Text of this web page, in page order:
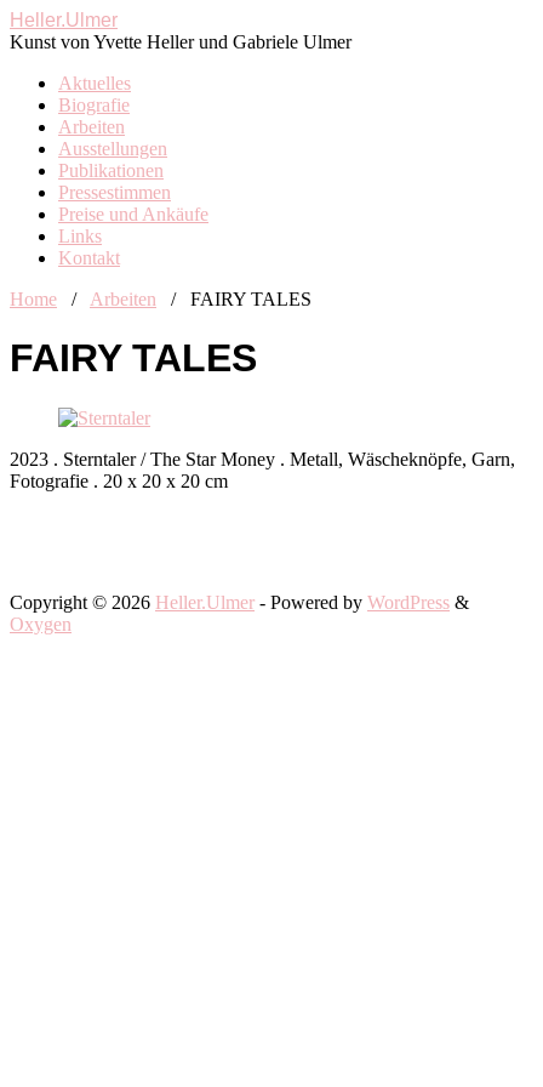
Heller.Ulmer
Kunst von Yvette Heller und Gabriele Ulmer
Aktuelles
Biografie
Arbeiten
Ausstellungen
Publikationen
Pressestimmen
Preise und Ankäufe
Links
Kontakt
Home
/ Arbeiten / FAIRY TALES
FAIRY TALES
2023 . Sterntaler / The Star Money . Metall, Wäscheknöpfe, Garn,
Fotografie . 20 x 20 x 20 cm
Copyright © 2026 Heller.Ulmer - Powered by WordPress &
Oxygen